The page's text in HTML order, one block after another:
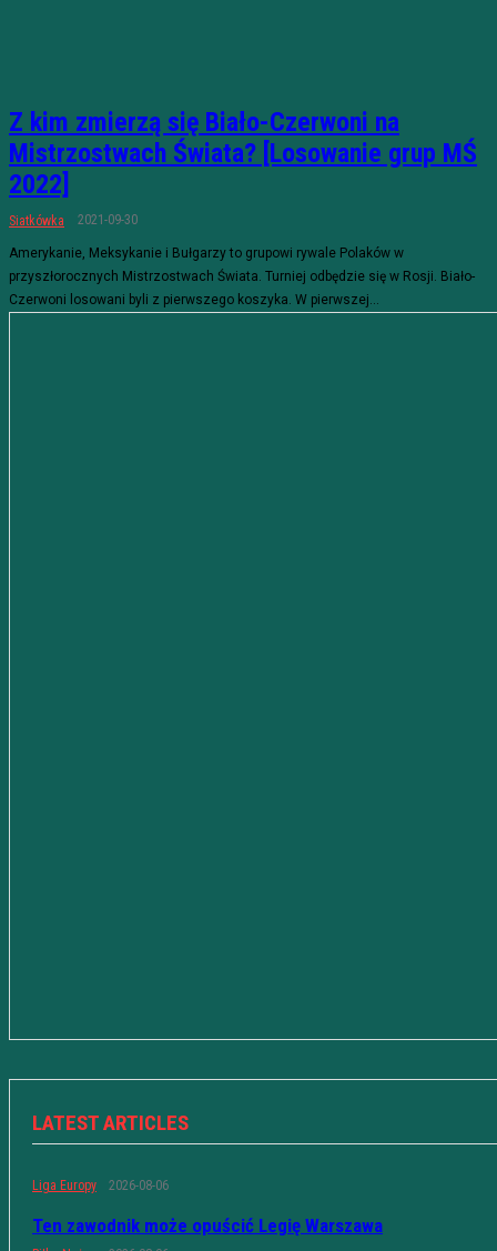
Z kim zmierzą się Biało-Czerwoni na
Mistrzostwach Świata? [Losowanie grup MŚ
2022]
Siatkówka 2021-09-30
Amerykanie, Meksykanie i Bułgarzy to grupowi rywale Polaków w
przyszłorocznych Mistrzostwach Świata. Turniej odbędzie się w Rosji. Biało-
Czerwoni losowani byli z pierwszego koszyka. W pierwszej...
LATEST ARTICLES
Liga Europy 2026-08-06
Ten zawodnik może opuścić Legię Warszawa